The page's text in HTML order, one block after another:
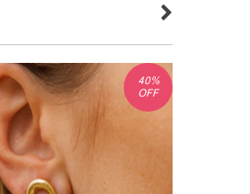
40%
OFF